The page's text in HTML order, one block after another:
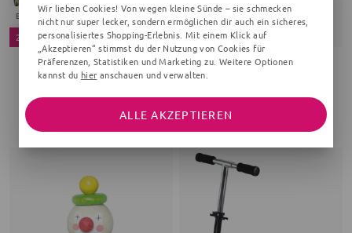
BIO
24 %
TURTLEDOVE LONDON
28x32x14 cm, mint
30,25 €
BIO
24 %
TURTLEDOVE LONDON
30,25 €
Wir lieben Cookies! Von wegen kleine Sünde – sie schmecken
nicht nur super lecker, sondern ermöglichen dir auch ein sicheres,
personalisiertes Shopping-Erlebnis. Mit einem Klick auf
„Akzeptieren“ stimmst du der Nutzung von Cookies für
Präferenzen, Statistiken und Marketing zu. Weitere Optionen
kannst du hier anschauen und verwalten.
ALLE AKZEPTIEREN